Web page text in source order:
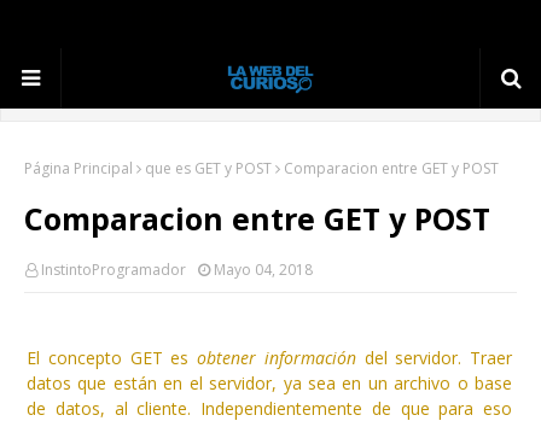
Página Principal que es GET y POST Comparacion entre GET y POST
Comparacion entre GET y POST
InstintoProgramador Mayo 04, 2018
El concepto GET es obtener informacióndel servidor. Traer
datos que están en el servidor, ya sea en un archivo o base
de datos, al cliente. Independientemente de que para eso